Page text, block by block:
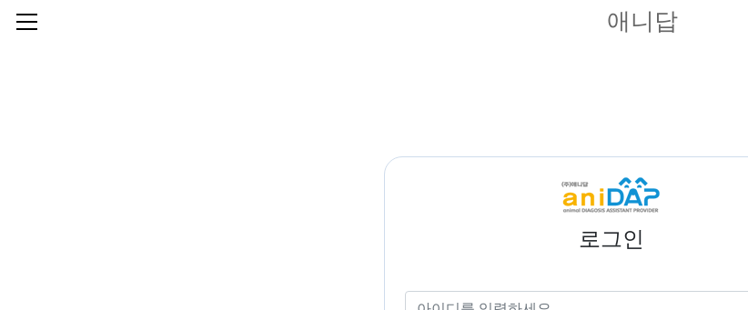
애니답
로그인